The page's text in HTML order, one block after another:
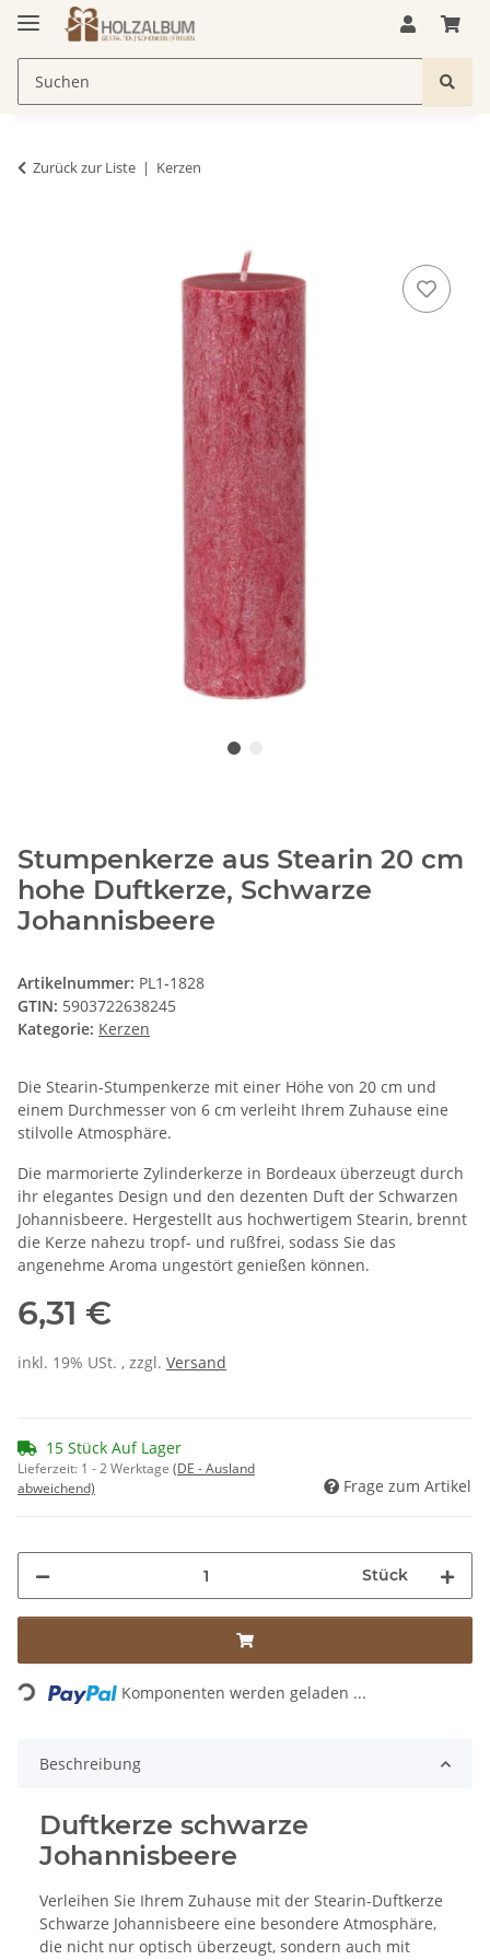
Zurück zur Liste Kerzen
Stumpenkerze aus Stearin 20 cm
hohe Duftkerze, Schwarze
Johannisbeere
Artikelnummer: PL1-1828
GTIN: 5903722638245
Kategorie: Kerzen
Die Stearin-Stumpenkerze mit einer Höhe von 20 cm und
einem Durchmesser von 6 cm verleiht Ihrem Zuhause eine
stilvolle Atmosphäre.
Die marmorierte Zylinderkerze in Bordeaux überzeugt durch
ihr elegantes Design und den dezenten Duft der Schwarzen
Johannisbeere. Hergestellt aus hochwertigem Stearin, brennt
die Kerze nahezu tropf- und rußfrei, sodass Sie das
angenehme Aroma ungestört genießen können.
6,31 €
inkl. 19% USt. , zzgl. Versand
15 Stück Auf Lager
Lieferzeit: 1 - 2 Werktage (DE - Ausland
abweichend)
Frage zum Artikel
Stück
Loading... Komponenten werden geladen ...
Beschreibung
Duftkerze schwarze
Johannisbeere
Verleihen Sie Ihrem Zuhause mit der Stearin-Duftkerze
Schwarze Johannisbeere eine besondere Atmosphäre,
die nicht nur optisch überzeugt, sondern auch mit